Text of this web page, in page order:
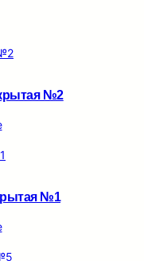
№2
№1